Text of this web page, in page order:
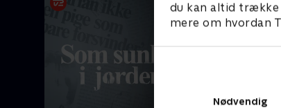
du kan altid trække
mere om hvordan
Nødvendig